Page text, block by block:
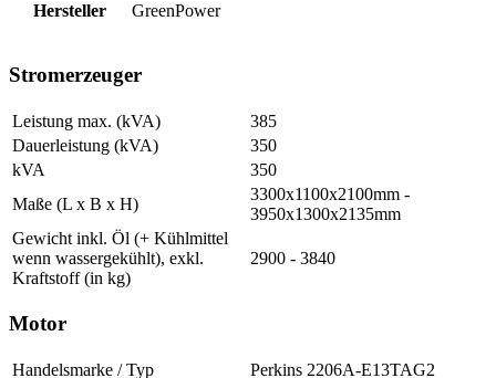
Hersteller GreenPower
Stromerzeuger
Leistung max. (kVA)
385
Dauerleistung (kVA)
350
kVA
350
Maße (L x B x H)
3300x1100x2100mm -
3950x1300x2135mm
Gewicht inkl. Öl (+ Kühlmittel
wenn wassergekühlt), exkl.
Kraftstoff (in kg)
2900 - 3840
Motor
Handelsmarke / Typ
Perkins 2206A-E13TAG2